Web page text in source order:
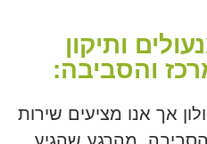
ותיקון
והסביבה:
היא הלהב 6 חולון אך אנו מציעים שירות